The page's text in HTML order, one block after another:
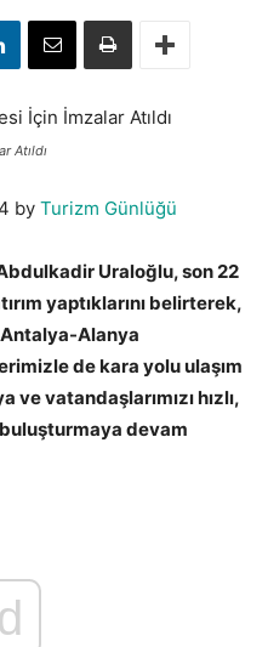
Atıldı
by Turizm Günlüğü
Uraloğlu, son 22
yaptıklarını belirterek,
Antalya-Alanya
de kara yolu ulaşım
ve vatandaşlarımızı hızlı,
devam